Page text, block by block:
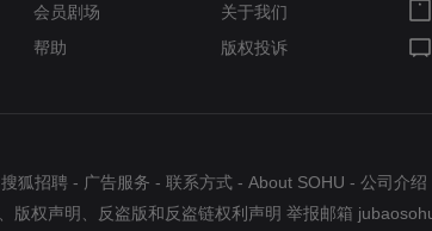
会员剧场
帮助
关于我们
版权投诉
搜狐招聘 - 广告服务 - 联系方式 - About SOHU - 公司介绍
版权声明 反盗版和反盗链权利声明 举报邮箱